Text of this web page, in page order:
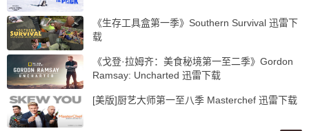
《生存工具盒第一季》Southern Survival 迅雷下
载
《戈登·拉姆齐：美食秘境第一至二季》Gordon
Ramsay: Uncharted 迅雷下载
[美版]厨艺大师第一至八季 Masterchef 迅雷下载